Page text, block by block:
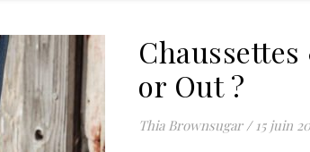
or Out ?
Thia Brownsugar / 15 juin